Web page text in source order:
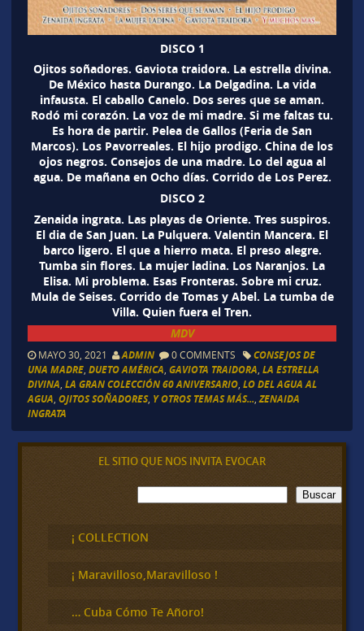
DISCO 1
Ojitos soñadores. Gaviota traidora. La estrella divina.
De México hasta Durango. La Delgadina. La vida
infausta. El caballo Canelo. Dos seres que se aman.
Rodó mi corazón. La voz de mi madre. Si me faltas tu.
Es hora de partir. Pelea de Gallos (Feria de San
Marcos). Los Pavorreales. El hijo prodigo. China de los
ojos negros. Consejos de una madre. Lo del agua al
agua. De mañana en Ocho días. Corrido de Los Perez.
DISCO 2
Zenaida ingrata. Las playas de Oriente. Tres suspiros.
El dia de San Juan. La Pulquera. Valentin Mancera. El
barco ligero. El que a hierro mata. El preso alegre.
Tumba sin flores. La mujer ladina. Los Naranjos. La
Elisa. Mi problema. Esas Fronteras. Sobre mi cruz.
Mula de Seises. Corrido de Tomas y Abel. La tumba de
Villa. Quien fuera el Tren.
MDV
MAYO 30, 2021 ADMIN 0 COMMENTS
CONSEJOS DE
UNA MADRE, DUETO AMÉRICA GAVIOTA TRAIDORA LA ESTRELLA
DIVINA LA GRAN COLECCIÓN 60 ANIVERSARIO, LO DEL AGUA AL
AGUA OJITOS SOÑADORES, Y OTROS TEMAS MÁS... ZENAIDA
INGRATA
EL SITIO QUE NOS INVITA EVOCAR
B
u
c
a
Buscar
¡ COLLECTION
¡ Maravilloso,Maravilloso !
… Cuba Cómo Te Añoro!